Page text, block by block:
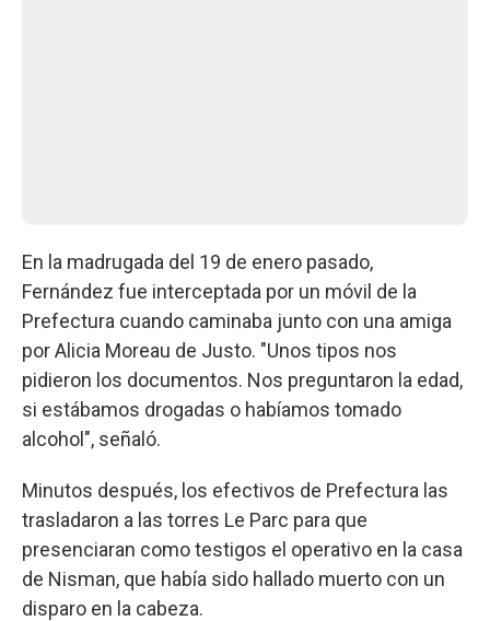
En la madrugada del 19 de enero pasado,
Fernández fue interceptada por un móvil de la
Prefectura cuando caminaba junto con una amiga
por Alicia Moreau de Justo. "Unos tipos nos
pidieron los documentos. Nos preguntaron la edad,
si estábamos drogadas o habíamos tomado
alcohol", señaló.
Minutos después, los efectivos de Prefectura las
trasladaron a las torres Le Parc para que
presenciaran como testigos el operativo en la casa
de Nisman, que había sido hallado muerto con un
disparo en la cabeza.